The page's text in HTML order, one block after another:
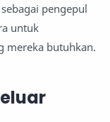
pengepul
untuk
mereka butuhkan.